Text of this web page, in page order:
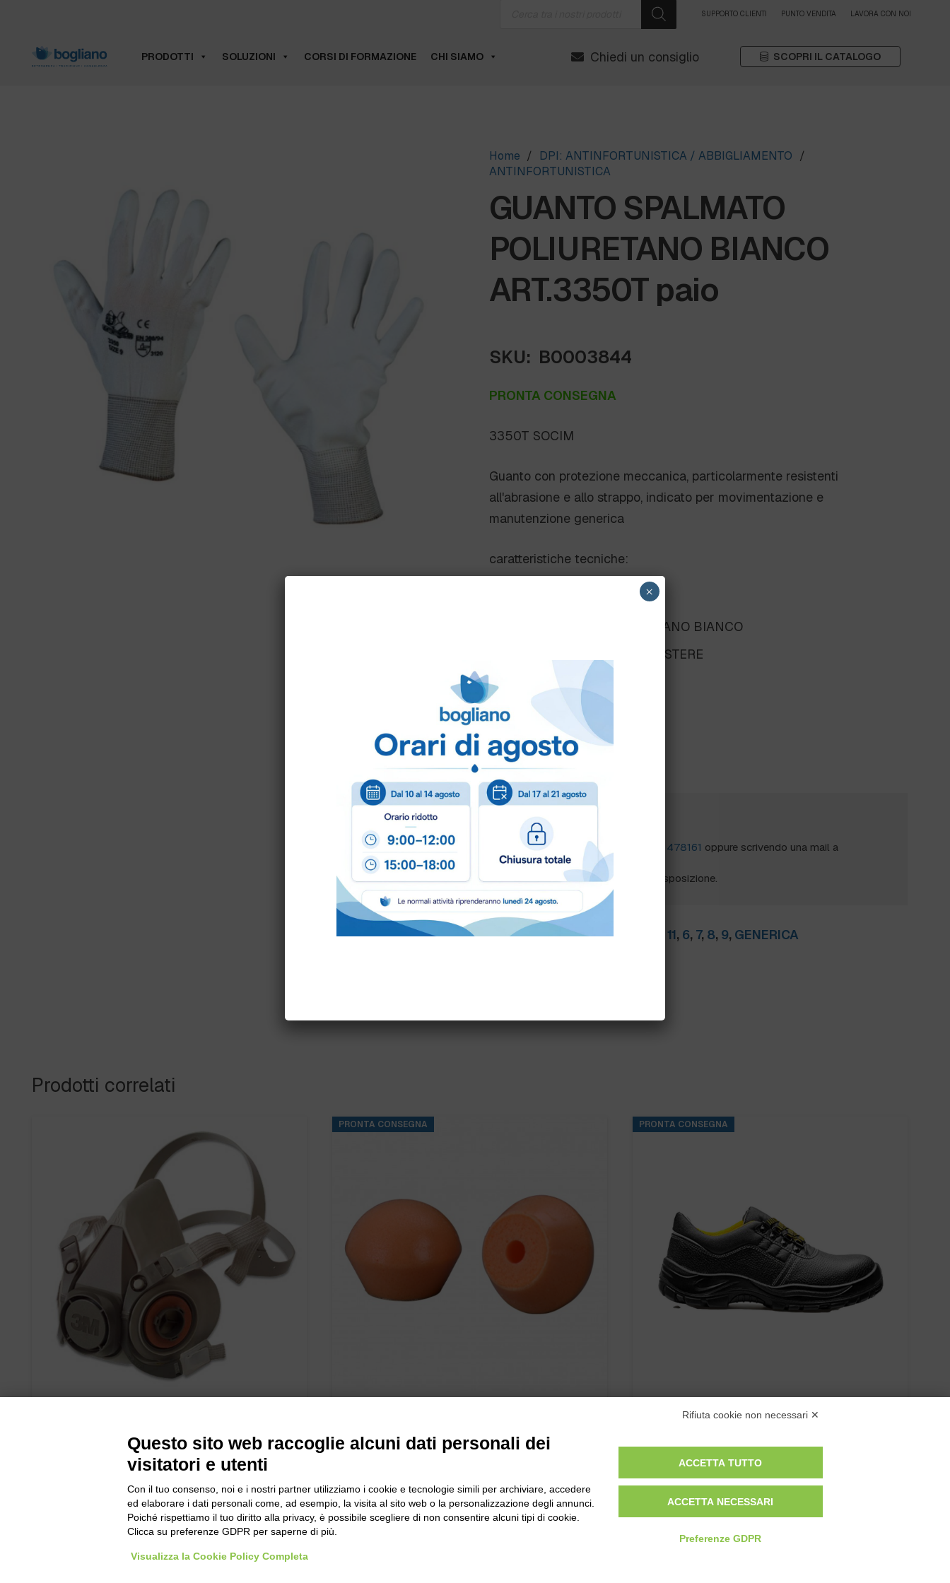
SUPPORTO CLIENTI PUNTO VENDITA LAVORA CON NOI
PRODOTTI SOLUZIONI CORSI DI FORMAZIONE CHI SIAMO Chiedi un consiglio SCOPRI IL CATALOGO
Home / DPI: ANTINFORTUNISTICA / ABBIGLIAMENTO /
ANTINFORTUNISTICA
GUANTO SPALMATO
POLIURETANO BIANCO
ART.3350T paio
SKU: B0003844
PRONTA CONSEGNA
3350T SOCIM
Guanto con protezione meccanica, particolarmente resistenti
all'abrasione e allo strappo, indicato per movimentazione e
manutenzione generica
caratteristiche tecniche:
– SPALMATO POLIURETANO BIANCO
– TESSUTO 100% POLIESTERE
– CONF.120 PAIA
Scheda Tecnica
Come ordinare?
Puoi ordinare chiamando al 0172 478161 oppure scrivendo una mail a
info@bogliano.it
Per ogni informazione siamo a disposizione.
TAGLIE SPECIALI GUANTI: 11, 6, 7, 8, 9, GENERICA
Prodotti correlati
PRONTA CONSEGNA PRONTA CONSEGNA
Bogliano Srl
Strada Statale 231 Alba-Bra
×
Rifiuta cookie non necessari ✕
Questo sito web raccoglie alcuni dati personali dei
visitatori e utenti
Con il tuo consenso, noi e i nostri partner utilizziamo i cookie e tecnologie simili per archiviare, accedere
ed elaborare i dati personali come, ad esempio, la visita al sito web o la personalizzazione degli annunci.
Poiché rispettiamo il tuo diritto alla privacy, è possibile scegliere di non consentire alcuni tipi di cookie.
Clicca su preferenze GDPR per saperne di più.
Visualizza la Cookie Policy Completa
ACCETTA TUTTO
ACCETTA NECESSARI
Preferenze GDPR